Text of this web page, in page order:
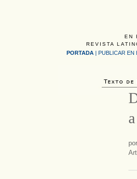
EN
REVISTA
PORTADA | PUBLICAR EN
por